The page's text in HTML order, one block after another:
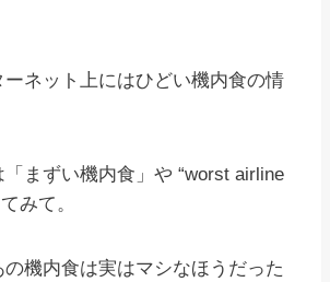
ネット上にはひどい機内食の情
まずい機内食」や “worst airline
みて。
機内食は実はマシなほうだった